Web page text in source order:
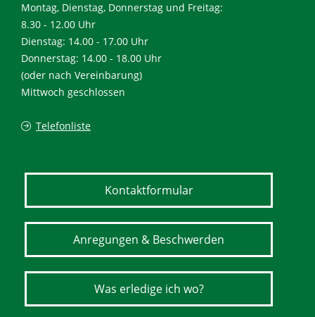
Montag, Dienstag, Donnerstag und Freitag:
8.30 - 12.00 Uhr
Dienstag: 14.00 - 17.00 Uhr
Donnerstag: 14.00 - 18.00 Uhr
(oder nach Vereinbarung)
Mittwoch geschlossen
Telefonliste
Kontaktformular
Anregungen & Beschwerden
Was erledige ich wo?